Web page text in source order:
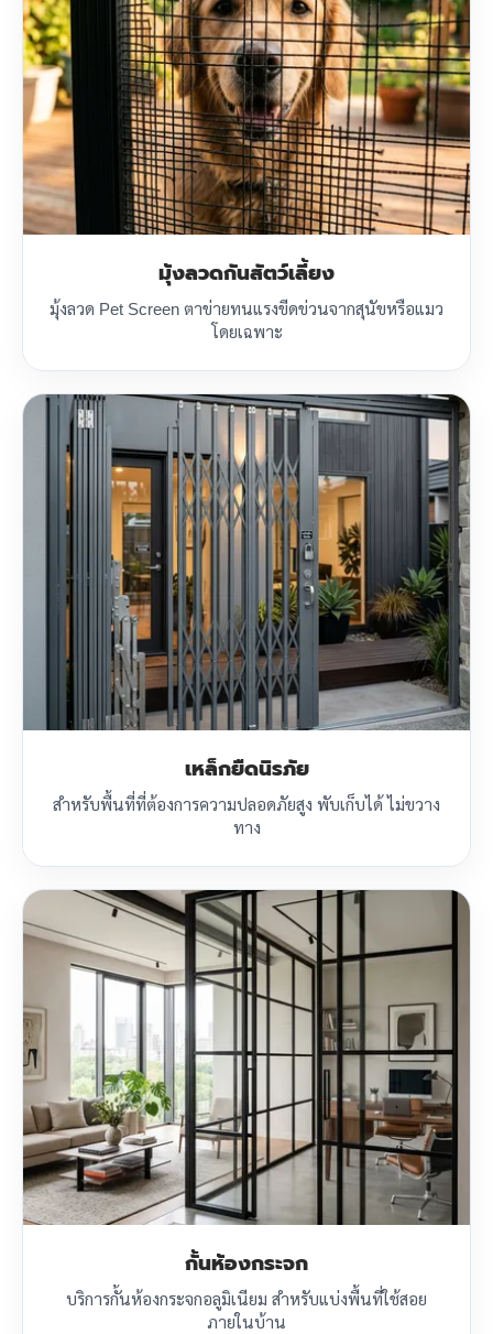
มุ้งลวดกันสัตว์เลี้ยง
มุ้งลวด Pet Screen ตาข่ายทนแรงขีดข่วนจากสุนัขหรือแมว
โดยเฉพาะ
เหล็กยืดนิรภัย
สำหรับพื้นที่ที่ต้องการความปลอดภัยสูง พับเก็บได้ ไม่ขวาง
ทาง
กั้นห้องกระจก
บริการกั้นห้องกระจกอลูมิเนียม สำหรับแบ่งพื้นที่ใช้สอย
ภายในบ้าน